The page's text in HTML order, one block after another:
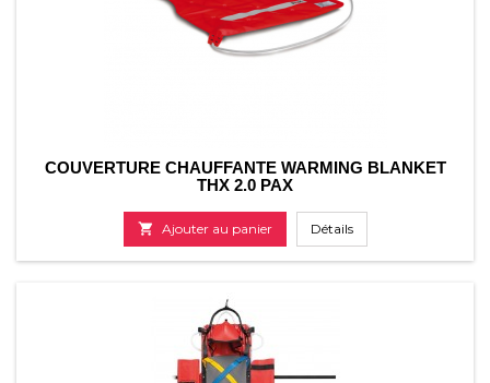
COUVERTURE CHAUFFANTE WARMING BLANKET
THX 2.0 PAX
 Ajouter au panier Détails